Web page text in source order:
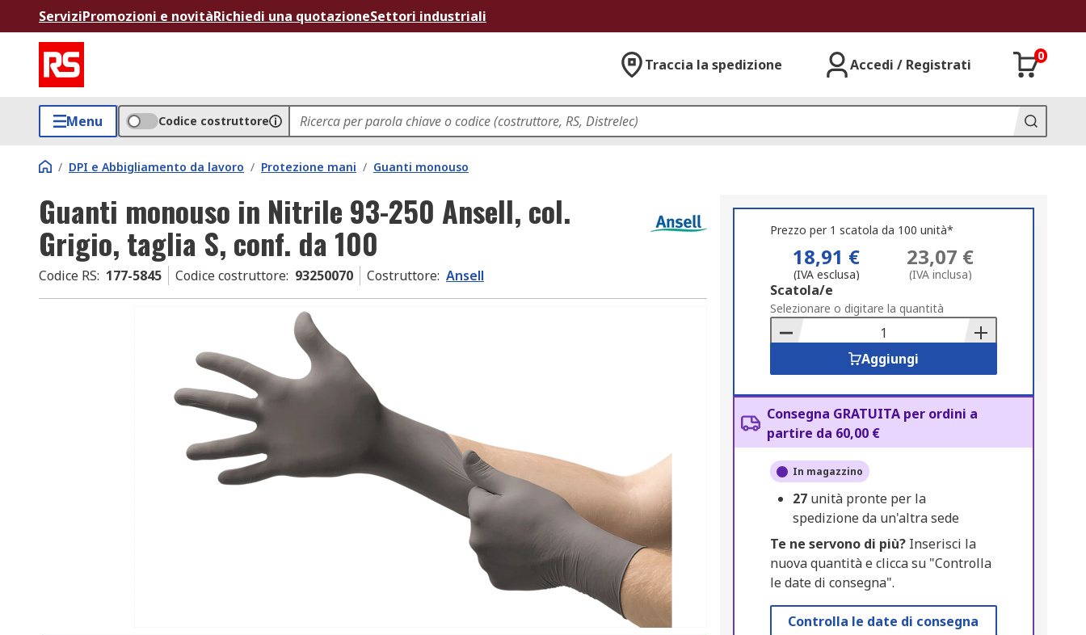
ServiziPromozioni e novitàRichiedi una quotazioneSettori industriali
Traccia la spedizione Accedi / Registrati
0
Menu Codice costruttore
/ DPI e Abbigliamento da lavoro / Protezione mani / Guanti monouso
Guanti monouso in Nitrile 93-250 Ansell, col.
Grigio, taglia S, conf. da 100
Codice RS: 177-5845 Codice costruttore: 93250070 Costruttore: Ansell
Prezzo per 1 scatola da 100 unità*
18,91 €
(IVA esclusa)
23,07 €
(IVA inclusa)
Add
to
Basket
Scatola/e
Selezionare o digitare la quantità
Aggiungi
Consegna GRATUITA per ordini a
partire da 60,00 €
In magazzino
27 unità pronte per la
spedizione da un'altra sede
Te ne servono di più?Inserisci la
nuova quantità e clicca su "Controlla
le date di consegna".
Controlla le date di consegna